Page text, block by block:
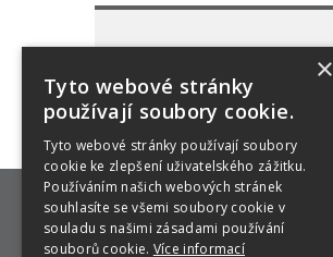
×
Tyto webové stránky
používají soubory cookie.
Tyto webové stránky používají soubory
cookie ke zlepšení uživatelského zážitku.
Používáním našich webových stránek
souhlasíte se všemi soubory cookie v
souladu s našimi zásadami používání
souborů cookie. Více informací